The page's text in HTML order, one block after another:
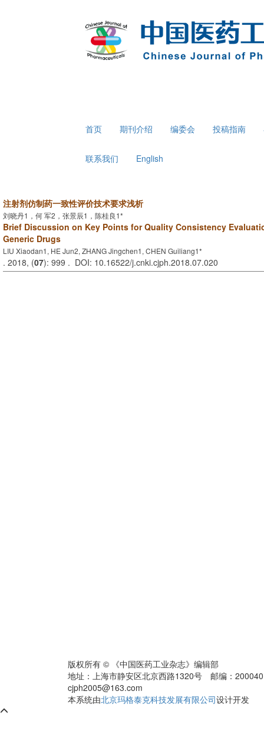
首页 期刊介绍 编委会 投稿指南
联系我们 English
注射剂仿制药一致性评价技术要求浅析
刘晓丹1，何 军2，张景辰1，陈桂良1*
Brief Discussion on Key Points for Quality Consistency
Generic Drugs
LIU Xiaodan1, HE Jun2, ZHANG Jingchen1, CHEN Guiliang1*
. 2018, (07): 999 . DOI: 10.16522/j.cnki.cjph.2018.07.020
版权所有 © 《中国医药工业杂志》编辑部
地址：上海市静安区北京西路1320号 邮编：
cjph2005@163.com
本系统由北京玛格泰克科技发展有限公司设计开发